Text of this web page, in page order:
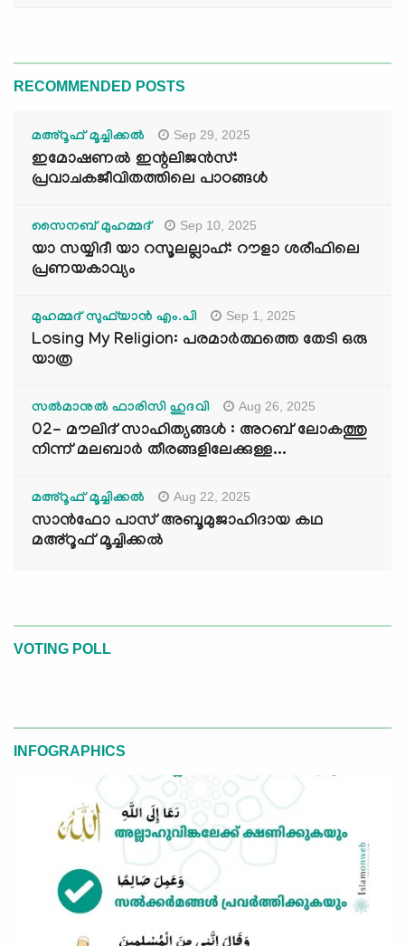
RECOMMENDED POSTS
മഅ്റൂഫ് മൂച്ചിക്കല്‍ Sep 29, 2025
ഇമോഷണൽ ഇന്റലിജൻസ്:
പ്രവാചകജീവിതത്തിലെ പാഠങ്ങൾ
സൈനബ് മുഹമ്മദ് Sep 10, 2025
യാ സയ്യിദീ യാ റസൂലല്ലാഹ്: റൗളാ ശരീഫിലെ
പ്രണയകാവ്യം
മുഹമ്മദ് സുഫ്‌യാൻ എം.പി Sep 1, 2025
Losing My Religion: പരമാർത്ഥത്തെ തേടി ഒരു
യാത്ര
സൽമാനുൽ ഫാരിസി ഹുദവി Aug 26, 2025
02- മൗലിദ് സാഹിത്യങ്ങൾ : അറബ് ലോകത്തു
നിന്ന് മലബാർ തീരങ്ങളിലേക്കുള്ള...
മഅ്റൂഫ് മൂച്ചിക്കല്‍ Aug 22, 2025
സാൻഫോ പാസ് അബൂമുജാഹിദായ കഥ
മഅ്റൂഫ് മൂച്ചിക്കല്‍
VOTING POLL
INFOGRAPHICS